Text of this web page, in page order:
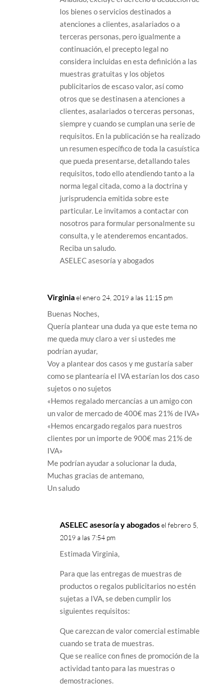
los bienes o servicios destinados a
atenciones a clientes, asalariados o a
terceras personas, pero igualmente a
continuación, el precepto legal no
considera incluidas en esta definición a las
muestras gratuitas y los objetos
publicitarios de escaso valor, así como
otros que se destinasen a atenciones a
clientes, asalariados o terceras personas,
siempre y cuando se cumplan una serie de
requisitos. En la publicación se ha realizado
un resumen específico de toda la casuística
que pueda presentarse, detallando tales
requisitos, todo ello atendiendo tanto a la
norma legal citada, como a la doctrina y
jurisprudencia emitida sobre este
particular. Le invitamos a contactar con
nosotros para formular personalmente su
consulta, y le atenderemos encantados.
Reciba un saludo.
ASELEC asesoría y abogados
Virginiael enero 24, 2019 a las 11:15 pm
Buenas Noches,
Quería plantear una duda ya que este tema no
me queda muy claro a ver si ustedes me
podrían ayudar,
Voy a plantear dos casos y me gustaría saber
como se plantearía el IVA estarían los dos caso
sujetos o no sujetos
«Hemos regalado mercancías a un amigo con
un valor de mercado de 400€ mas 21% de IVA»
«Hemos encargado regalos para nuestros
clientes por un importe de 900€ mas 21% de
IVA»
Me podrían ayudar a solucionar la duda,
Muchas gracias de antemano,
Un saludo
ASELEC asesoría y abogadosel febrero 5,
2019 a las 7:54 pm
Estimada Virginia,
Para que las entregas de muestras de
productos o regalos publicitarios no estén
sujetas a IVA, se deben cumplir los
siguientes requisitos:
Que carezcan de valor comercial estimable
cuando se trata de muestras.
Que se realice con fines de promoción de la
actividad tanto para las muestras o
demostraciones.